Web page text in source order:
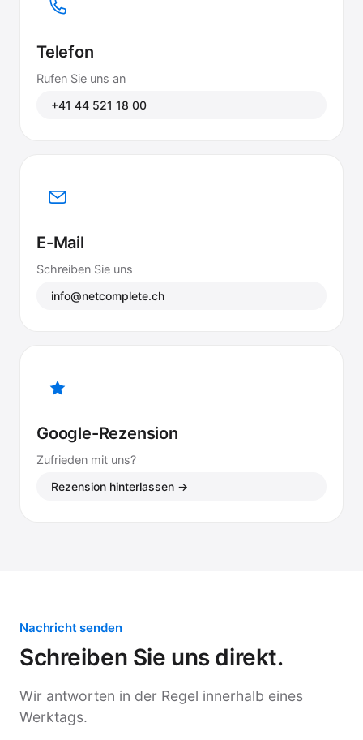
Telefon
Rufen Sie uns an
+41 44 521 18 00
E-Mail
Schreiben Sie uns
info@netcomplete.ch
Google-Rezension
Zufrieden mit uns?
Rezension hinterlassen →
Nachricht senden
Schreiben Sie uns direkt.
Wir antworten in der Regel innerhalb eines
Werktags.